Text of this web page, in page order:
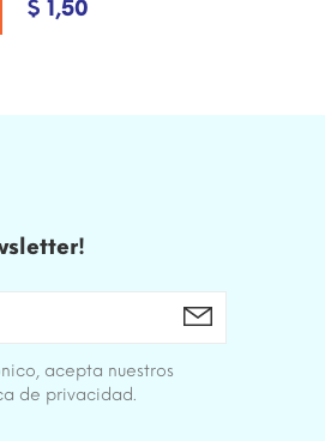
$ 1,50
acepta nuestros
de privacidad.